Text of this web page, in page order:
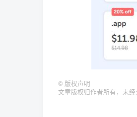
© 版权声明
文章版权归作者所有，未经